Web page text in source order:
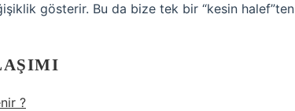
gösterir. Bu da bize tek bir “kesin halef”ten
?